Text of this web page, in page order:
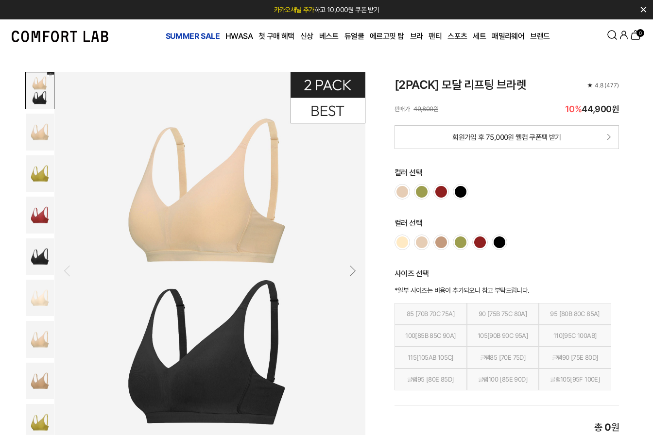
카카오채널 추가하고 10,000원 쿠폰 받기 ✕
SUMMER SALE HWASA 첫 구매 혜택 신상 베스트 듀얼쿨 에르고핏 탑 브라 팬티 스포츠 세트 패밀리웨어 브랜드 0
[2PACK] 모달 리프팅 브라렛 ★ 4.8 (477)
49,800원 10%44,900원
회원가입 후 75,000원 웰컴 쿠폰팩 받기
컬러 선택
컬러 선택
사이즈 선택
*일부 사이즈는 비용이 추가되오니 참고 부탁드립니다.
85 [70B 70C 75A] 90 [75B 75C 80A] 95 [80B 80C 85A]
100[85B 85C 90A] 105[90B 90C 95A] 110[95C 100AB]
115[105AB 105C] 글램85 [70E 75D] 글램90 [75E 80D]
글램95 [80E 85D] 글램100 [85E 90D] 글램105[95F 100E]
총 0원